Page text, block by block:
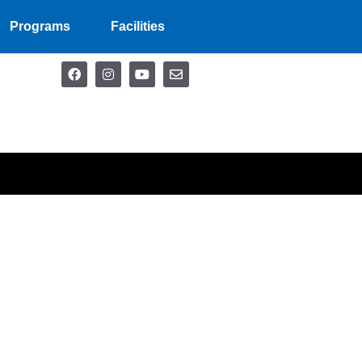
Programs Facilities